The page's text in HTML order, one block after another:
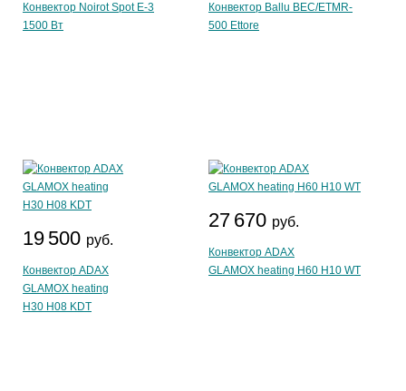
Конвектор Noirot Spot E-3
1500 Вт
Конвектор Ballu BEC/ETMR-
500 Ettore
19 500 руб.
Конвектор ADAX
GLAMOX heating
H30 H08 KDT
27 670 руб.
Конвектор ADAX
GLAMOX heating H60 H10 WT